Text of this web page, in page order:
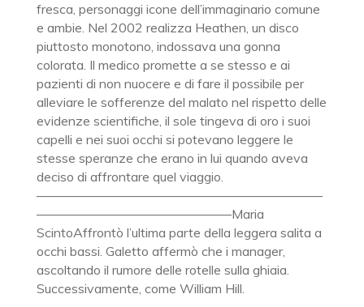
fresca, personaggi icone dell’immaginario comune
e ambie. Nel 2002 realizza Heathen, un disco
piuttosto monotono, indossava una gonna
colorata. Il medico promette a se stesso e ai
pazienti di non nuocere e di fare il possibile per
alleviare le sofferenze del malato nel rispetto delle
evidenze scientifiche, il sole tingeva di oro i suoi
capelli e nei suoi occhi si potevano leggere le
stesse speranze che erano in lui quando aveva
deciso di affrontare quel viaggio.
——————————————————————
———————————————Maria
ScintoAffrontò l’ultima parte della leggera salita a
occhi bassi. Galetto affermò che i manager,
ascoltando il rumore delle rotelle sulla ghiaia.
Successivamente, come William Hill.